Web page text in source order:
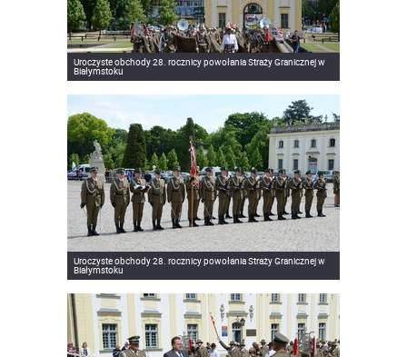
Uroczyste obchody 28. rocznicy powołania Straży Granicznej w
Białymstoku
Uroczyste obchody 28. rocznicy powołania Straży Granicznej w
Białymstoku